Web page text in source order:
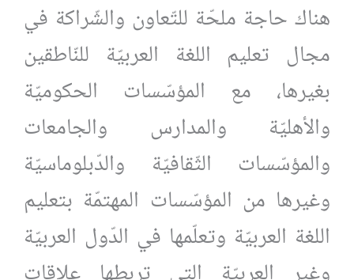
هناك حاجة ملحّة للتّعاون والشّراكة في
مجال تعليم اللغة العربيّة للنّاطقين
بغيرها، مع المؤسّسات الحكوميّة
والأهليّة والمدارس والجامعات
والمؤسّسات الثّقافيّة والدّبلوماسيّة
وغيرها من المؤسّسات المهتمّة بتعليم
اللغة العربيّة وتعلّمها في الدّول العربيّة